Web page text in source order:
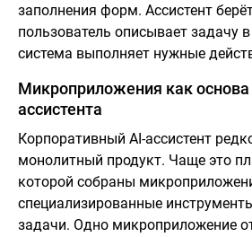
заполнения форм. Ассистент
пользователь описывает задачу
система выполняет нужные
Микроприложения как основа
ассистента
Корпоративный AI-ассистент
монолитный продукт. Чаще это
которой собраны
специализированные
задачи. Одно микроприложение